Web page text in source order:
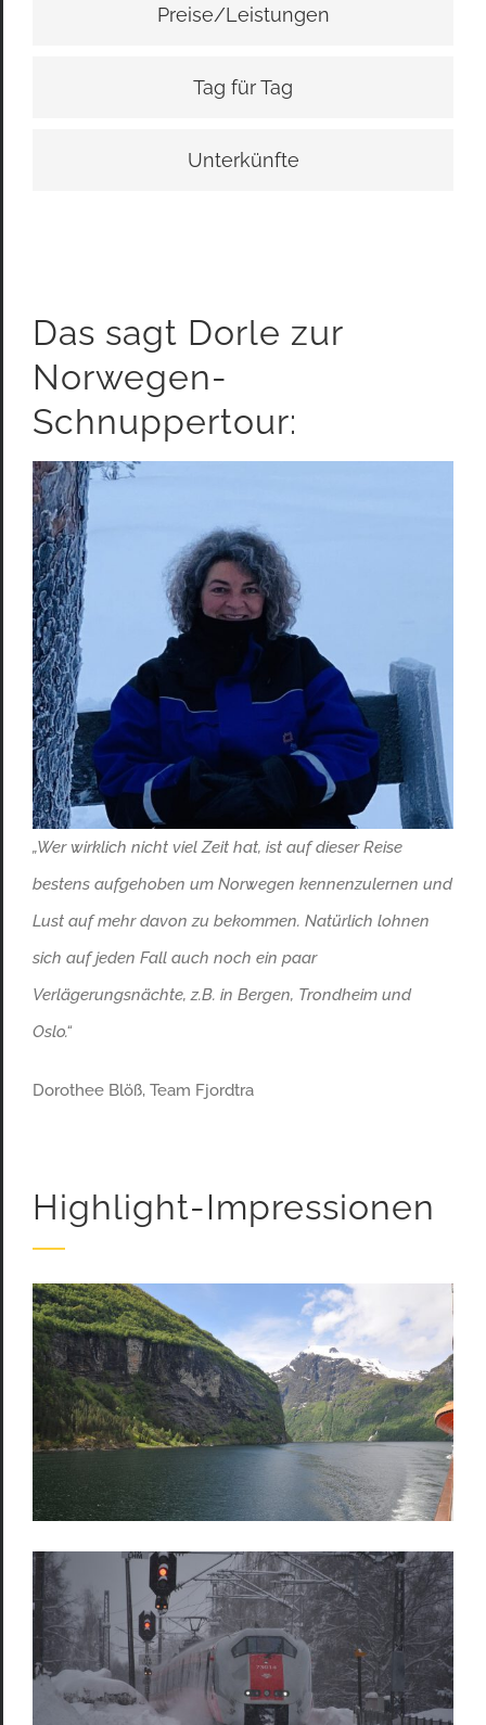
Preise/Leistungen
Tag für Tag
Unterkünfte
Das sagt Dorle zur
Norwegen-
Schnuppertour:
„Wer wirklich nicht viel Zeit hat, ist auf dieser Reise
bestens aufgehoben um Norwegen kennenzulernen und
Lust auf mehr davon zu bekommen. Natürlich lohnen
sich auf jeden Fall auch noch ein paar
Verlägerungsnächte, z.B. in Bergen, Trondheim und
Oslo.“
Dorothee Blöß, Team Fjordtra
Highlight-Impressionen